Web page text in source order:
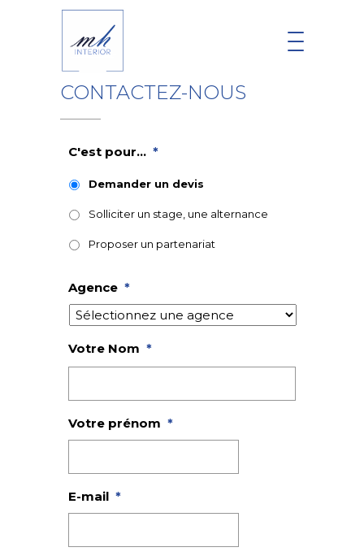
CONTACTEZ-NOUS
C'est pour... *
Demander un devis
Solliciter un stage, une alternance
Proposer un partenariat
Agence *
Votre Nom *
Votre prénom *
E-mail *